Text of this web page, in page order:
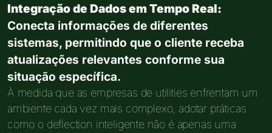
Integração de Dados em Tempo Real:
Conecta informações de diferentes
sistemas, permitindo que o cliente receba
atualizações relevantes conforme sua
situação específica.
À medida que as empresas de utilities enfrentam um
ambiente cada vez mais complexo, adotar práticas
como o deflection inteligente não é apenas uma